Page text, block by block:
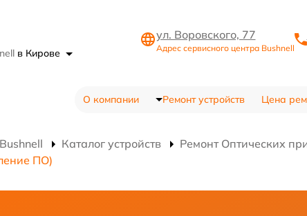
в Кирове
ул. Воровского, 77
Адрес сервисного центра Bushnell
О компании Ремонт устройств Цена
Каталог устройств Ремонт Оптических
ПО)